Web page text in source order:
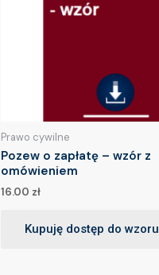
Prawo cywilne
Pozew o zapłatę – wzór z
omówieniem
16.00 zł
Kupuję dostęp do